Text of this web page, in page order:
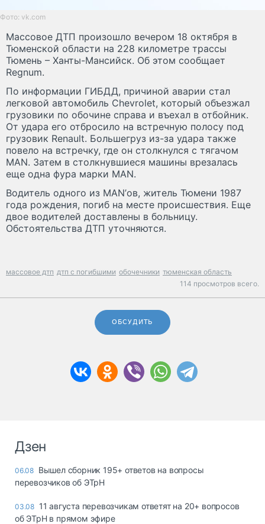
Фото: vk.com
Массовое ДТП произошло вечером 18 октября в
Тюменской области на 228 километре трассы
Тюмень – Ханты-Мансийск. Об этом сообщает
Regnum.
По информации ГИБДД, причиной аварии стал
легковой автомобиль Chevrolet, который объезжал
грузовики по обочине справа и въехал в отбойник.
От удара его отбросило на встречную полосу под
грузовик Renault. Большегруз из-за удара также
повело на встречку, где он столкнулся с тягачом
MAN. Затем в столкнувшиеся машины врезалась
еще одна фура марки MAN.
Водитель одного из MAN’ов, житель Тюмени 1987
года рождения, погиб на месте происшествия. Еще
двое водителей доставлены в больницу.
Обстоятельства ДТП уточняются.
массовое дтп дтп с погибшими обочечники тюменская область
114 просмотров всего.
ОБСУДИТЬ
Дзен
06.08 Вышел сборник 195+ ответов на вопросы
перевозчиков об ЭТрН
03.08 11 августа перевозчикам ответят на 20+ вопросов
об ЭТрН в прямом эфире